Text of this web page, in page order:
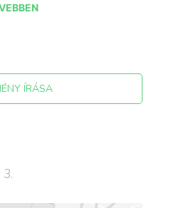
hogy a négy oroszlán
néző a Bátorságot, a
míg a Déli a
ÍRÁSA